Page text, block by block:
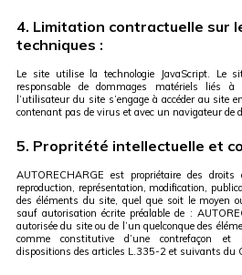
4. Limitation contractuelle sur
techniques :
Le site utilise la technologie JavaScript. Le
responsable de dommages matériels liés
l’utilisateur du site s’engage à accéder au
contenant pas de virus et avec un navigateur de
5. Propritété intellectuelle et
AUTORECHARGE est propriétaire des droits
reproduction, représentation, modification,
des éléments du site, quel que soit le moyen
sauf autorisation écrite préalable de :
autorisée du site ou de l’un quelconque des
comme constitutive d’une contrefaçon et
dispositions des articles L.335-2 et suivants du